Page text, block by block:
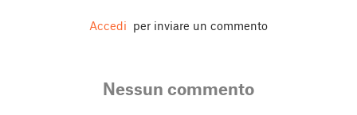
Accedi per inviare un commento
Nessun commento